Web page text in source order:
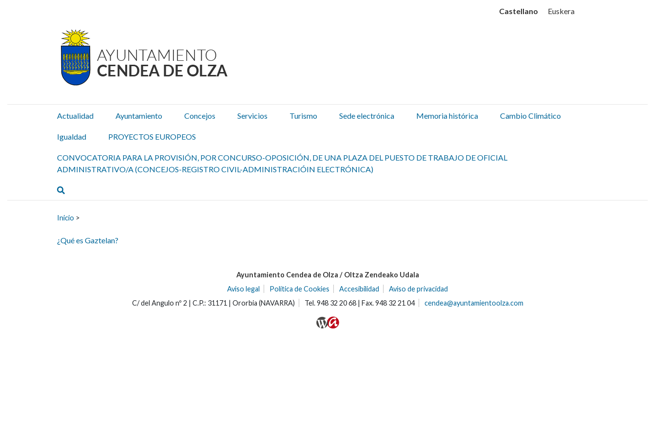
Castellano Euskera
Actualidad Ayuntamiento Concejos Servicios Turismo Sede electrónica Memoria histórica Cambio Climático
Igualdad PROYECTOS EUROPEOS
CONVOCATORIA PARA LA PROVISIÓN, POR CONCURSO-OPOSICIÓN, DE UNA PLAZA DEL PUESTO DE TRABAJO DE OFICIAL
ADMINISTRATIVO/A (CONCEJOS-REGISTRO CIVIL-ADMINISTRACIÓIN ELECTRÓNICA)
Inicio >
¿Qué es Gaztelan?
Ayuntamiento Cendea de Olza / Oltza Zendeako Udala
Aviso legal
Política de Cookies Accesibilidad
Aviso de privacidad
C/ del Angulo nº 2 | C.P.: 31171 | Ororbia (NAVARRA)
Tel. 948 32 20 68 | Fax. 948 32 21 04 cendea@ayuntamientoolza.com